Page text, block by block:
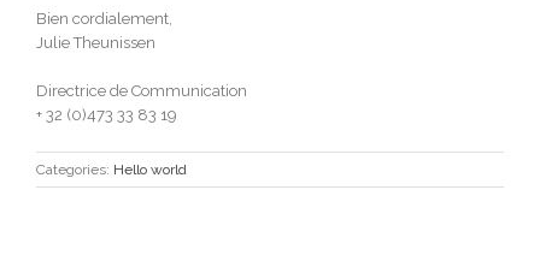
Bien cordialement,
Julie Theunissen
Directrice de Communication
+ 32 (0)473 33 83 19
Categories: Hello world